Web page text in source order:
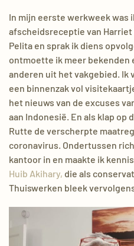
In mijn eerste werkweek was
afscheidsreceptie van
Pelita en sprak ik diens
ontmoette ik meer bekenden
anderen uit het vakgebied.
een binnenzak vol
het nieuws van de excuses
aan Indonesië. En als klap
Rutte de verscherpte
coronavirus. Ondertussen
kantoor in en maakte ik
Huib Akihary, die als
Thuiswerken bleek